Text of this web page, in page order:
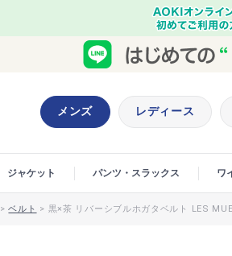
メンズ レディース
ジャケット パンツ・スラックス ワ
>ベルト > 黒×茶 リバーシブルホガタベルト LES